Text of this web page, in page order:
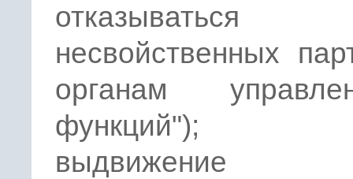
несвойственных
органам
функций");